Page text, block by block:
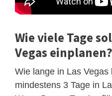
Wie viele Tage
Vegas einplanen?
Wie lange in Las
mindestens 3 Tage in